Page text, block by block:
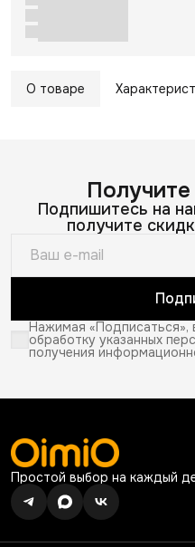
О товаре
Получите
Подпишитесь на
получите
Нажимая «Подписаться»,
обработку указанных
получения
Простой выбор на каждый